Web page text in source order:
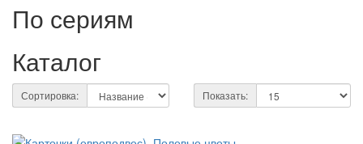
По сериям
Каталог
Сортировка: Показать: